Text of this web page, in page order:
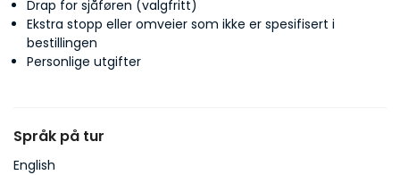
Drap for sjåføren (valgfritt)
Ekstra stopp eller omveier som ikke er spesifisert i
bestillingen
Personlige utgifter
Språk på tur
English